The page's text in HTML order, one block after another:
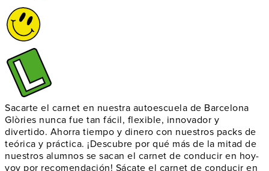
Sacarte el carnet en nuestra autoescuela de Barcelona
Glòries nunca fue tan fácil, flexible, innovador y
divertido. Ahorra tiempo y dinero con nuestros packs de
teórica y práctica. ¡Descubre por qué más de la mitad de
nuestros alumnos se sacan el carnet de conducir en hoy-
voy por recomendación! Sácate el carnet de conducir en